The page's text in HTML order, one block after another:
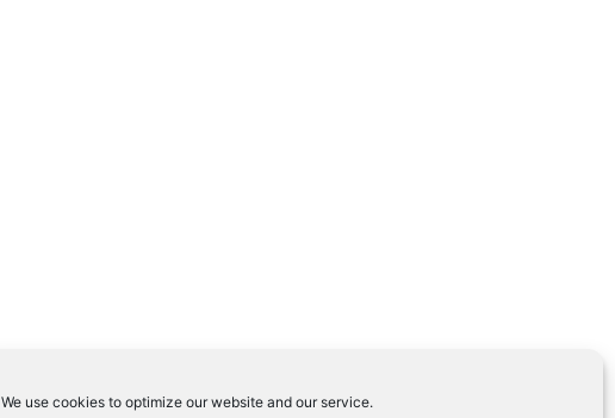
We use cookies to optimize our website and our service.